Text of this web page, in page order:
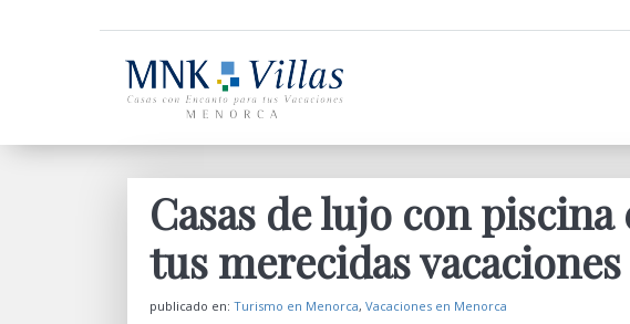
Casas de lujo con
tus merecidas vacaciones
publicado en: Turismo en Menorca, Vacaciones en Menorca